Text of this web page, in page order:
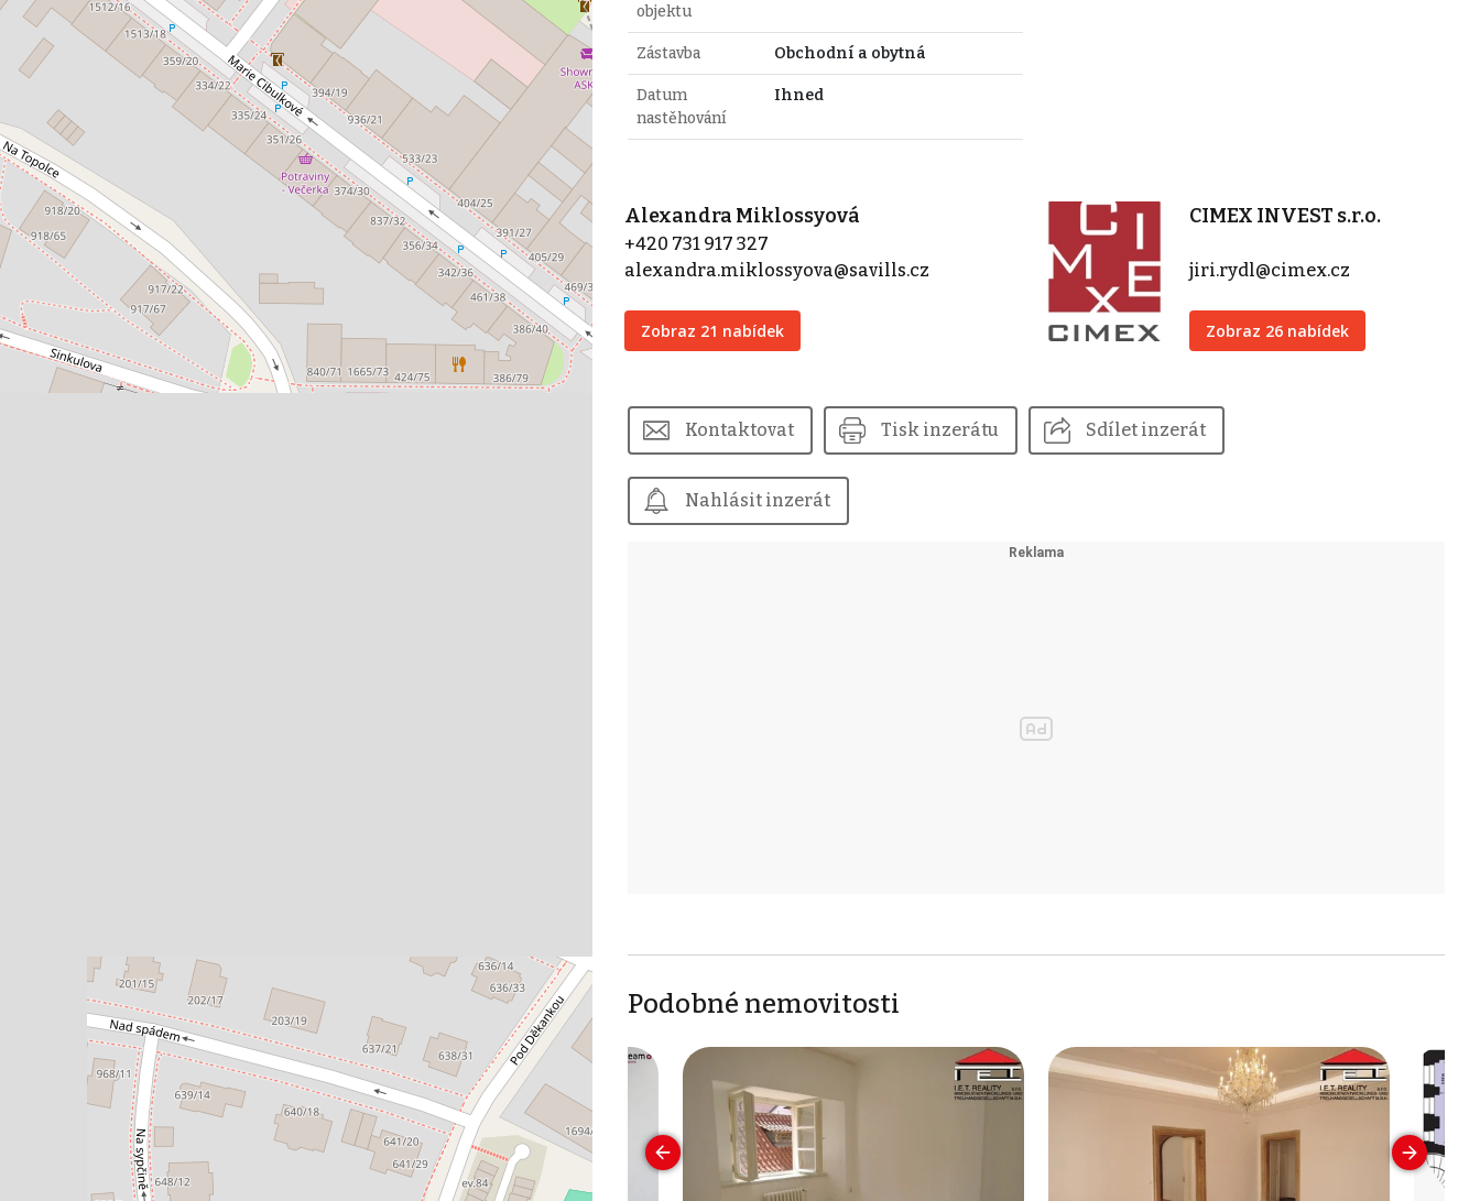
objektu
Zástavba Obchodní a obytná
Datum
nastěhování
Ihned
Alexandra Miklossyová
+420 731 917 327
alexandra.miklossyova@savills.cz
Zobraz 21 nabídek
CIMEX INVEST s.r.o.
jiri.rydl@cimex.cz
Zobraz 26 nabídek
Kontaktovat Tisk inzerátu Sdílet inzerát
Nahlásit inzerát
Podobné nemovitosti